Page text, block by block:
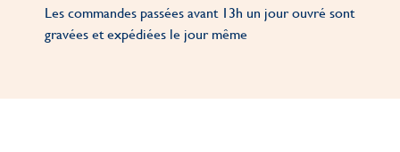
Les commandes passées avant 13h un jour ouvré sont
gravées et expédiées le jour même